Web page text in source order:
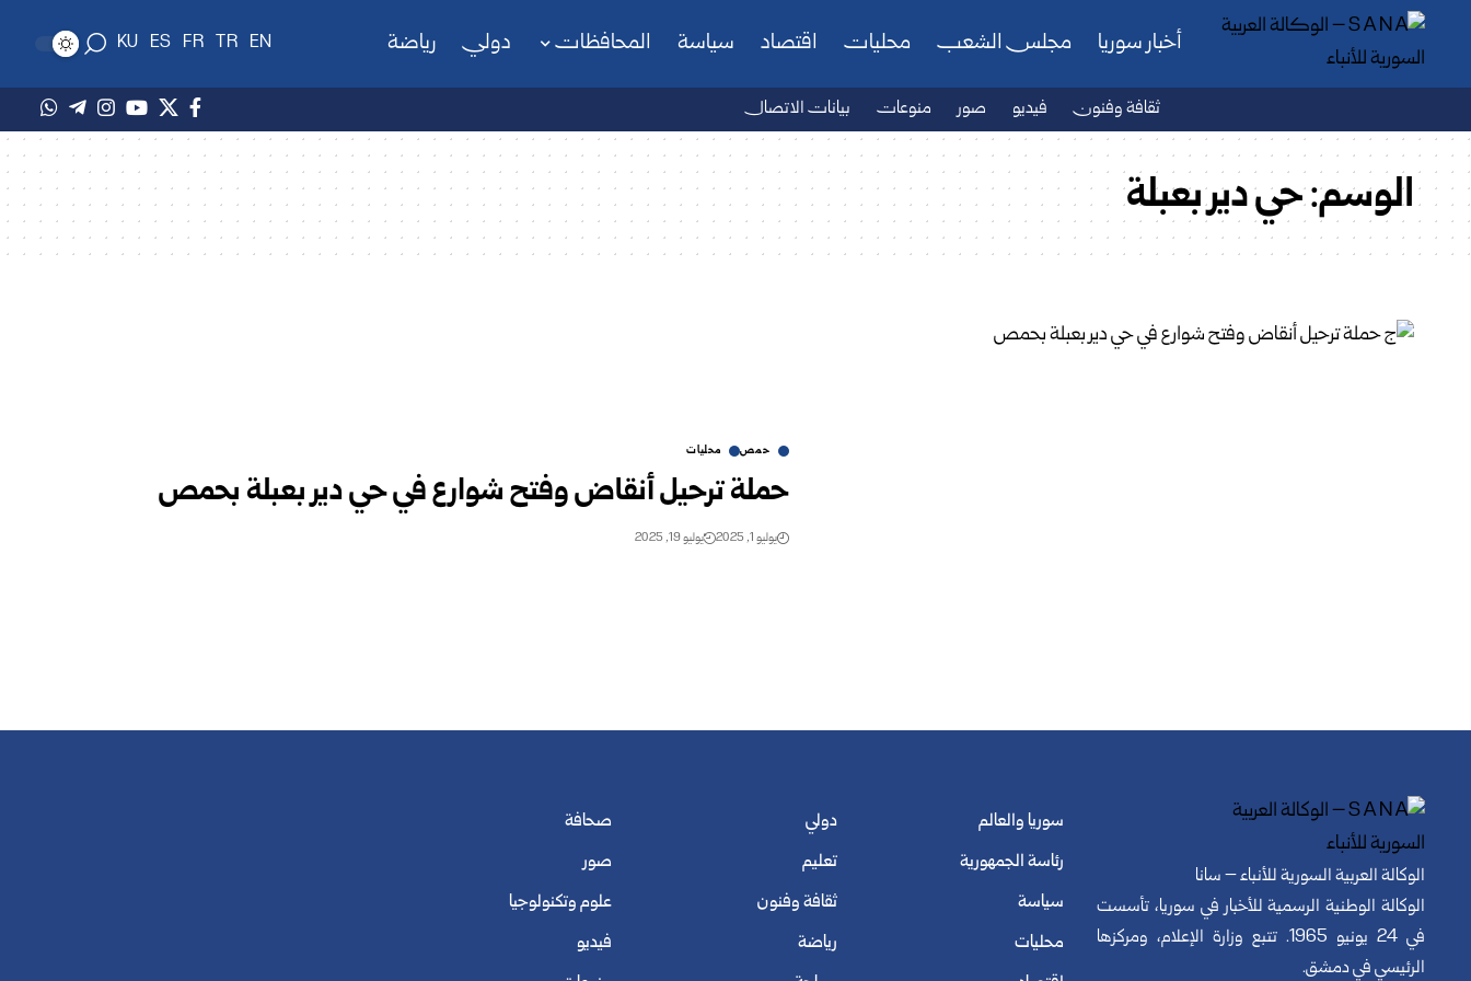
أخبار سوريا مجلس الشعب محليات اقتصاد سياسة المحافظات دولي رياضة EN
TR
FR
ES
KU
ثقافة وفنون فيديو صور منوعات بيانات الاتصال
الوسم:حي دير بعبلة
حمص محليات
حملة ترحيل أنقاض وفتح شوارع في حي دير بعبلة بحمص
يوليو 1, 2025 يوليو 19, 2025
الوكالة العربية السورية للأنباء – سانا
الوكالة الوطنية الرسمية للأخبار في سوريا، تأسست
في 24 يونيو 1965. تتبع وزارة الإعلام، ومركزها
الرئيسي في دمشق.
سوريا والعالم
رئاسة الجمهورية
سياسة
محليات
دولي
تعليم
ثقافة وفنون
رياضة
صحافة
صور
علوم وتكنولوجيا
فيديو